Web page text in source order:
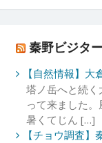
秦野ビジタ
【自然情報】
塔ノ岳へと続
って来ました
暑くてじん […]
【チョウ調査